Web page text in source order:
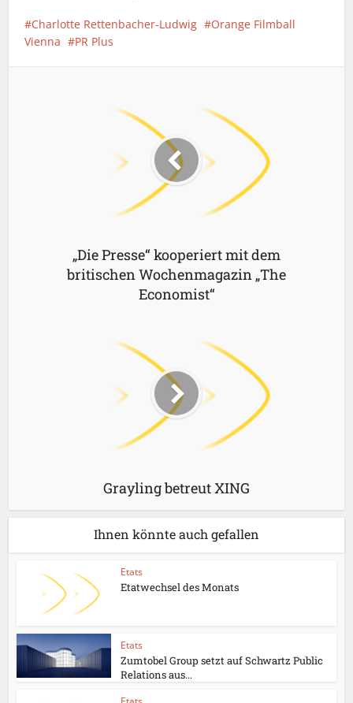
Charlotte Rettenbacher-Ludwig
Orange Filmball
Vienna
PR Plus
„Die Presse“ kooperiert mit dem
britischen Wochenmagazin „The
Economist“
Grayling betreut XING
Ihnen könnte auch gefallen
Etats
Etatwechsel des Monats
Etats
Zumtobel Group setzt auf Schwartz Public
Relations aus...